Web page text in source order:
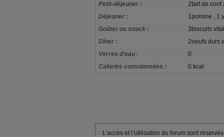
Petit-déjeuner :
2tart de conf
Déjeuner :
1pomme , 1
Goûter ou snack :
3biscuits
Dîner :
2oeufs durs
Verres d'eau :
0
Calories consommées :
0 kcal
L’accès et l’utilisation du forum sont